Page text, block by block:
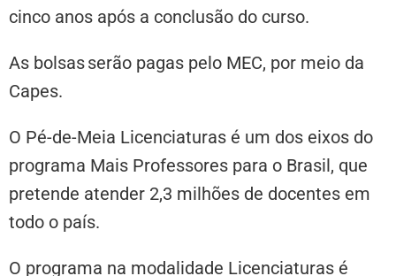
cinco anos após a conclusão do curso.
As bolsas serão pagas pelo MEC, por meio da
Capes.
O Pé-de-Meia Licenciaturas é um dos eixos do
programa Mais Professores para o Brasil, que
pretende atender 2,3 milhões de docentes em
todo o país.
O programa na modalidade Licenciaturas é